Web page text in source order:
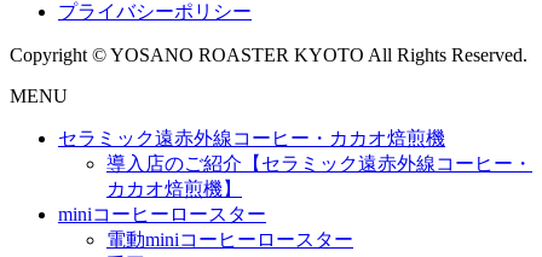
プライバシーポリシー
Copyright © YOSANO ROASTER KYOTO All Rights Reserved.
MENU
セラミック遠赤外線コーヒー・カカオ焙煎機
導入店のご紹介【セラミック遠赤外線コーヒー・
カカオ焙煎機】
miniコーヒーロースター
電動miniコーヒーロースター